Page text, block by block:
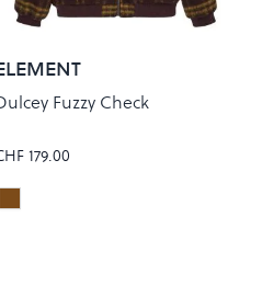
Fuzzy Check
179.00
Colour
BRUSHED PLAID MOLE